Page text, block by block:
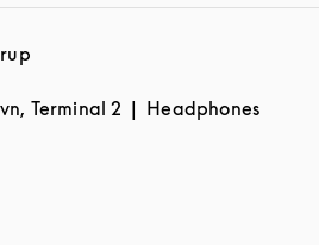
Terminal 2 Headphones